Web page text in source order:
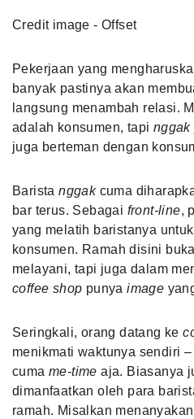
Credit image - Offset
Pekerjaan yang
banyak pastinya akan
langsung menambah relasi.
adalah konsumen, tapi nggak
juga berteman dengan
Baristanggak cuma
bar terus. Sebagai front-line,
yang melatih baristanya
konsumen. Ramah disini
melayani, tapi juga dalam
coffee shop punyaimage
Seringkali, orang datang ke
menikmati waktunya sendiri
cuma me-timeaja. Biasanya
dimanfaatkan oleh para
ramah. Misalkan